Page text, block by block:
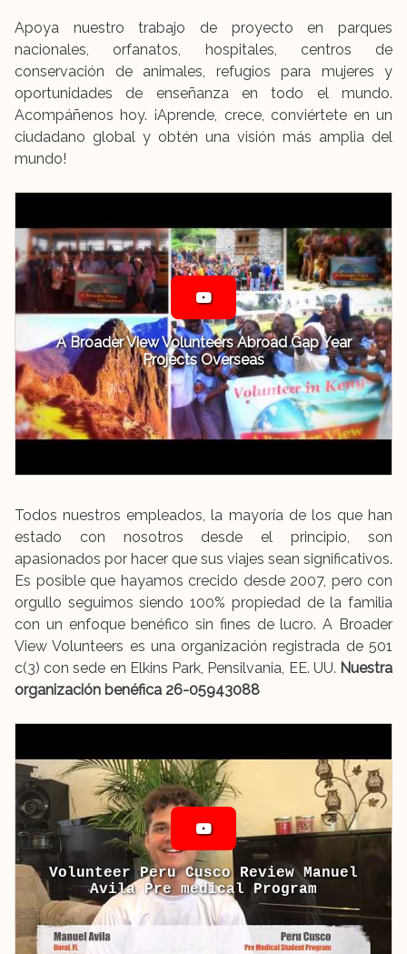
Apoya nuestro trabajo de proyecto en parques
nacionales, orfanatos, hospitales, centros de
conservación de animales, refugios para mujeres y
oportunidades de enseñanza en todo el mundo.
Acompáñenos hoy. ¡Aprende, crece, conviértete en un
ciudadano global y obtén una visión más amplia del
mundo!
A Broader View Volunteers Abroad Gap Year
Projects Overseas
Todos nuestros empleados, la mayoría de los que han
estado con nosotros desde el principio, son
apasionados por hacer que sus viajes sean significativos.
Es posible que hayamos crecido desde 2007, pero con
orgullo seguimos siendo 100% propiedad de la familia
con un enfoque benéfico sin fines de lucro. A Broader
View Volunteers es una organización registrada de 501
c(3) con sede en Elkins Park, Pensilvania, EE. UU. Nuestra
organización benéfica 26-05943088
Volunteer Peru Cusco Review Manuel
Avila Pre medical Program